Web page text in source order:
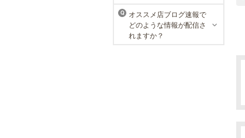
Q
オススメ店ブログ速報で
どのような情報が配信さ
れますか？